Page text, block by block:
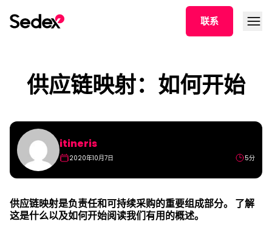
联系 打开
供应链映射：如何开始
itineris
2020年10月7日 5分
供应链映射是负责任和可持续采购的重要组成部分。 了解
这是什么以及如何开始阅读我们有用的概述。